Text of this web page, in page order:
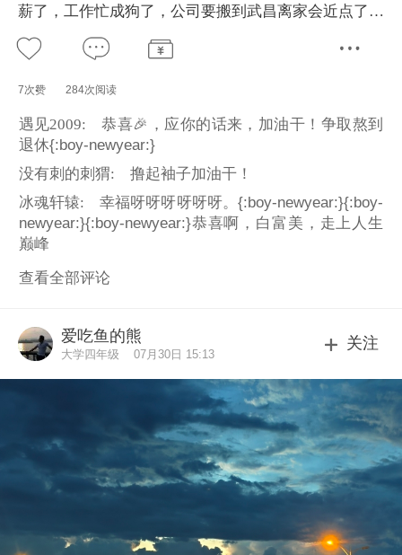
薪了，工作忙成狗了，公司要搬到武昌离家会近点了。
司，拼关系拼不过，拼实力拼得过。凡事熬到最后，还
7次赞 284次阅读
遇见2009:
恭喜🎉，应你的话来，加油干！争取熬到
退休{:boy-newyear:}
没有刺的刺猬:
撸起袖子加油干！
冰魂轩辕:
幸福呀呀呀呀呀呀。{:boy-newyear:}{:boy-
newyear:}{:boy-newyear:}恭喜啊，白富美，走上人生
巅峰
查看全部评论
爱吃鱼的熊
大学四年级 07月30日 15:13
关注